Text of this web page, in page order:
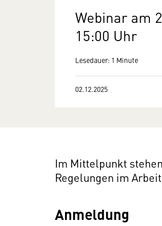
Webinar am
15:00 Uhr
Lesedauer: 1 Minute
02.12.2025
Im Mittelpunkt
Regelungen im
Anmeldung